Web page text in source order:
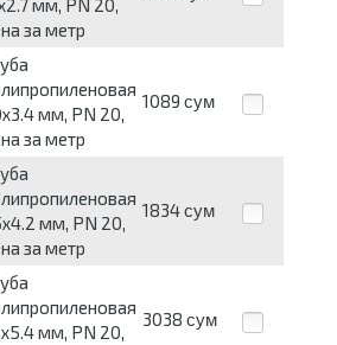
мм, PN 20,
за метр
мм, PN 20,
за метр
1089 сум
мм, PN 20,
за метр
1834 сум
мм, PN 20,
3038 сум